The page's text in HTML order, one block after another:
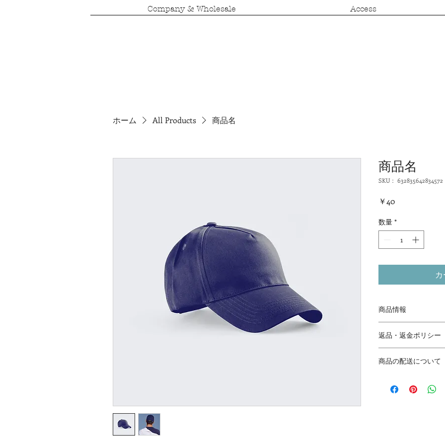
Company & Wholesale Access
ホーム All Products 商品名
商品名
SKU： 632835642834572
￥40価
数量 *
商品情報
明に加え、商品の特
しましょう。
返品・返金ポリシー
満足しなかった場合
顧客からの信頼を
だけます。
商品の配送について
する情報を入力し